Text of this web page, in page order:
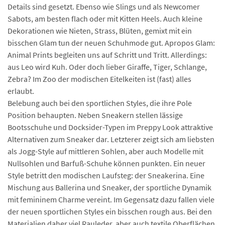
Details sind gesetzt. Ebenso wie Slings und als Newcomer
Sabots, am besten flach oder mit Kitten Heels. Auch kleine
Dekorationen wie Nieten, Strass, Blüten, gemixt mit ein
bisschen Glam tun der neuen Schuhmode gut. Apropos Glam:
Animal Prints begleiten uns auf Schritt und Tritt. Allerdings:
aus Leo wird Kuh. Oder doch lieber Giraffe, Tiger, Schlange,
Zebra? Im Zoo der modischen Eitelkeiten ist (fast) alles
erlaubt.
Belebung auch bei den sportlichen Styles, die ihre Pole
Position behaupten. Neben Sneakern stellen lässige
Bootsschuhe und Docksider-Typen im Preppy Look attraktive
Alternativen zum Sneaker dar. Letzterer zeigt sich am liebsten
als Jogg-Style auf mittleren Sohlen, aber auch Modelle mit
Nullsohlen und Barfuß-Schuhe können punkten. Ein neuer
Style betritt den modischen Laufsteg: der Sneakerina. Eine
Mischung aus Ballerina und Sneaker, der sportliche Dynamik
mit femininem Charme vereint. Im Gegensatz dazu fallen viele
der neuen sportlichen Styles ein bisschen rough aus. Bei den